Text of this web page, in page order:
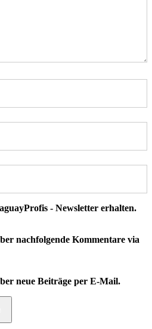
- Newsletter erhalten.
nachfolgende Kommentare via
neue Beiträge per E-Mail.